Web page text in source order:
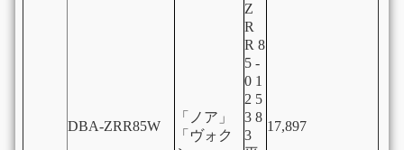
「ノア」
「ヴォク
DBA-ZRR85W
Z
R
R 8
5 -
0 1
2 5
3 8
3
17,897